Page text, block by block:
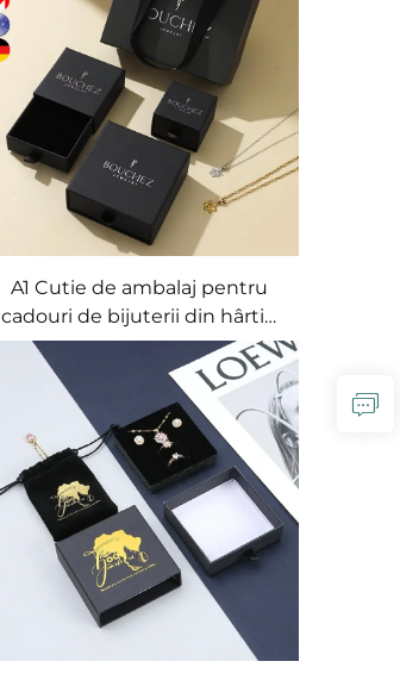
pentru medalioane, inele,
cercuri și cadouri
A1 Cutie de ambalaj pentru
cadouri de bijuterii din hârtie
pătrată ecologică, cu logo
personalizat, cu capac cu
buton și dimensiuni/formă
personalizabile, certificată FSC
și RoHS